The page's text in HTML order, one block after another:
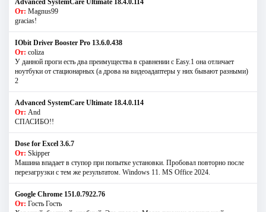
Advanced SystemCare Ultimate 18.4.0.114
От: Magnus99
gracias!
IObit Driver Booster Pro 13.6.0.438
От: coliza
У данной проги есть два преимущества в сравнении с Easy.1 она отличает
ноутбуки от стационарных (а дрова на видеоадаптеры у них бывают разными)
2
Advanced SystemCare Ultimate 18.4.0.114
От: And
СПАСИБО!!
Dose for Excel 3.6.7
От: Skipper
Машина впадает в ступор при попытке установки. Пробовал повторно после
перезагрузки с тем же результатом. Windows 11. MS Offiсe 2024.
Google Chrome 151.0.7922.76
От: Гость Гость